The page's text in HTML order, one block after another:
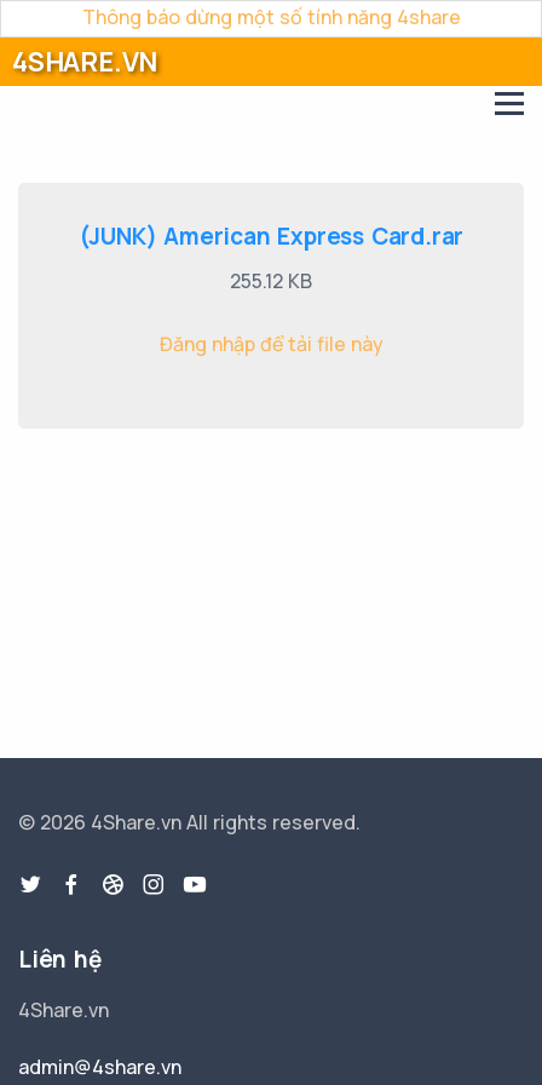
Thông báo dừng một số tính năng 4share
4SHARE.VN
(JUNK) American Express Card.rar
255.12 KB
Đăng nhập để tải file này
© 2026 4Share.vnAll rights reserved.
Liên hệ
4Share.vn
admin@4share.vn